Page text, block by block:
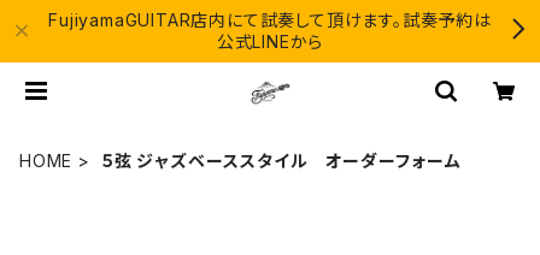
FujiyamaGUITAR店内にて試奏して頂けます。試奏予約は
公式LINEから
HOME ５弦 ジャズベーススタイル オーダーフォーム